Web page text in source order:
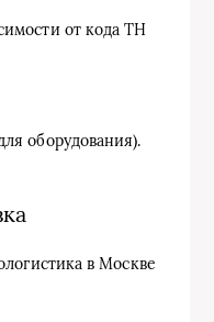
от кода ТН
оборудования).
в Москве